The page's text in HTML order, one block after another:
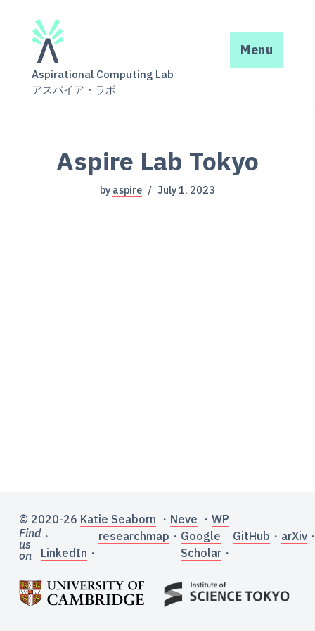
Aspirational Computing Lab
アスパイア・ラボ
Menu
Aspire Lab Tokyo
by aspire July 1, 2023
© 2020-26 Katie Seaborn ・ Neve ・ WP
Find
us
on
・
LinkedIn ・
researchmap ・ Google
Scholar・
GitHub ・ arXiv